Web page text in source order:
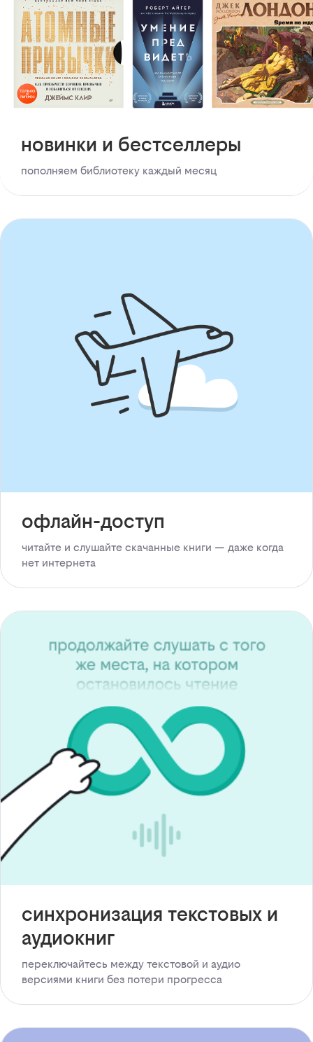
новинки и бестселлеры
пополняем библиотеку каждый месяц
офлайн-доступ
читайте и слушайте скачанные книги — даже когда
нет интернета
синхронизация текстовых и
аудиокниг
переключайтесь между текстовой и аудио
версиями книги без потери прогресса